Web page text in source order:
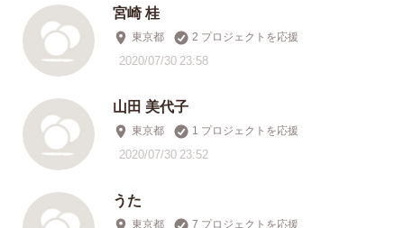
宮崎 桂
東京都 2 プロジェクトを応援
2020/07/30 23:58
山田 美代子
東京都 1 プロジェクトを応援
2020/07/30 23:52
うた
東京都 7 プロジェクトを応援